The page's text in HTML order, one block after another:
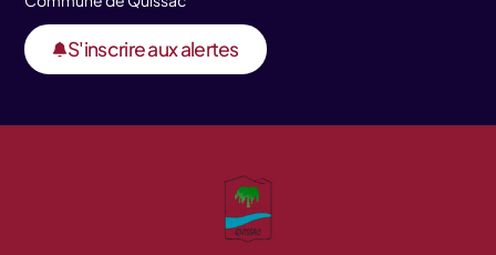
S'inscrire aux alertes